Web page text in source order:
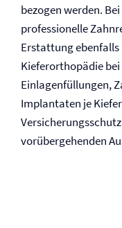
bezogen werden.
professionelle
Erstattung ebenfalls
Kieferorthopädie
Einlagenfüllungen,
Implantaten je
vorübergehenden